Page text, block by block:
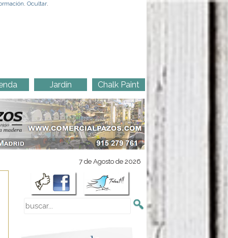
. Ocultar.
Jardín Chalk Paint
7 de Agosto de 2026